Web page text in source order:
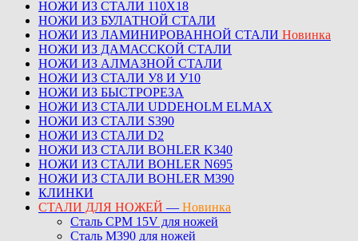
НОЖИ ИЗ СТАЛИ 110Х18
НОЖИ ИЗ БУЛАТНОЙ СТАЛИ
НОЖИ ИЗ ЛАМИНИРОВАННОЙ СТАЛИ Новинка
НОЖИ ИЗ ДАМАССКОЙ СТАЛИ
НОЖИ ИЗ АЛМАЗНОЙ СТАЛИ
НОЖИ ИЗ СТАЛИ У8 И У10
НОЖИ ИЗ БЫСТРОРЕЗА
НОЖИ ИЗ СТАЛИ UDDEHOLM ELMAX
НОЖИ ИЗ СТАЛИ S390
НОЖИ ИЗ СТАЛИ D2
НОЖИ ИЗ СТАЛИ BOHLER K340
НОЖИ ИЗ СТАЛИ BOHLER N695
НОЖИ ИЗ СТАЛИ BOHLER M390
КЛИНКИ
СТАЛИ ДЛЯ НОЖЕЙ — Новинка
Сталь CPM 15V для ножей
Сталь M390 для ножей